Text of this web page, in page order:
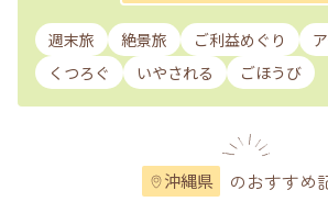
週末旅 絶景旅 ご利益めぐり
くつろぐ
いやされる ごほうび
沖縄県 のおすすめ